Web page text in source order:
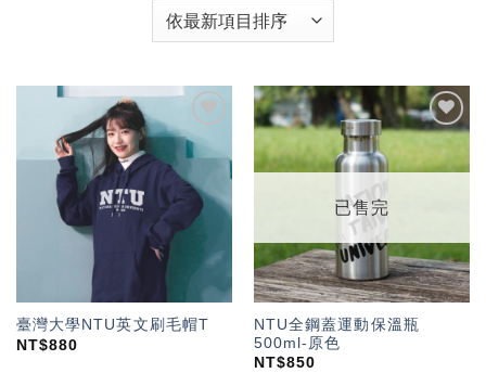
加入
「願
單」
臺灣大學NTU英文刷毛帽T
NT$880
加入
「願
望輕
已售完
NTU全鋼蓋運動保溫瓶
500ml-原色
NT$850